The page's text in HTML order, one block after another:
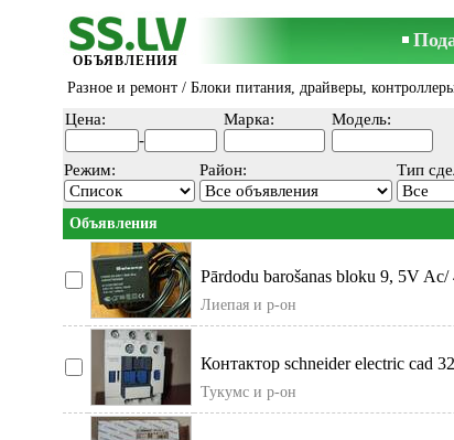
ОБЪЯВЛЕНИЯ
Разное и ремонт / Блоки питания, драйверы,
Цена:
-
Марка: Модель:
Режим: Район: Тип
Объявления
Pārdodu barošanas bloku 9, 5V
Лиепая и р-он
Контактор schneider electric cad
Тукумс и р-он